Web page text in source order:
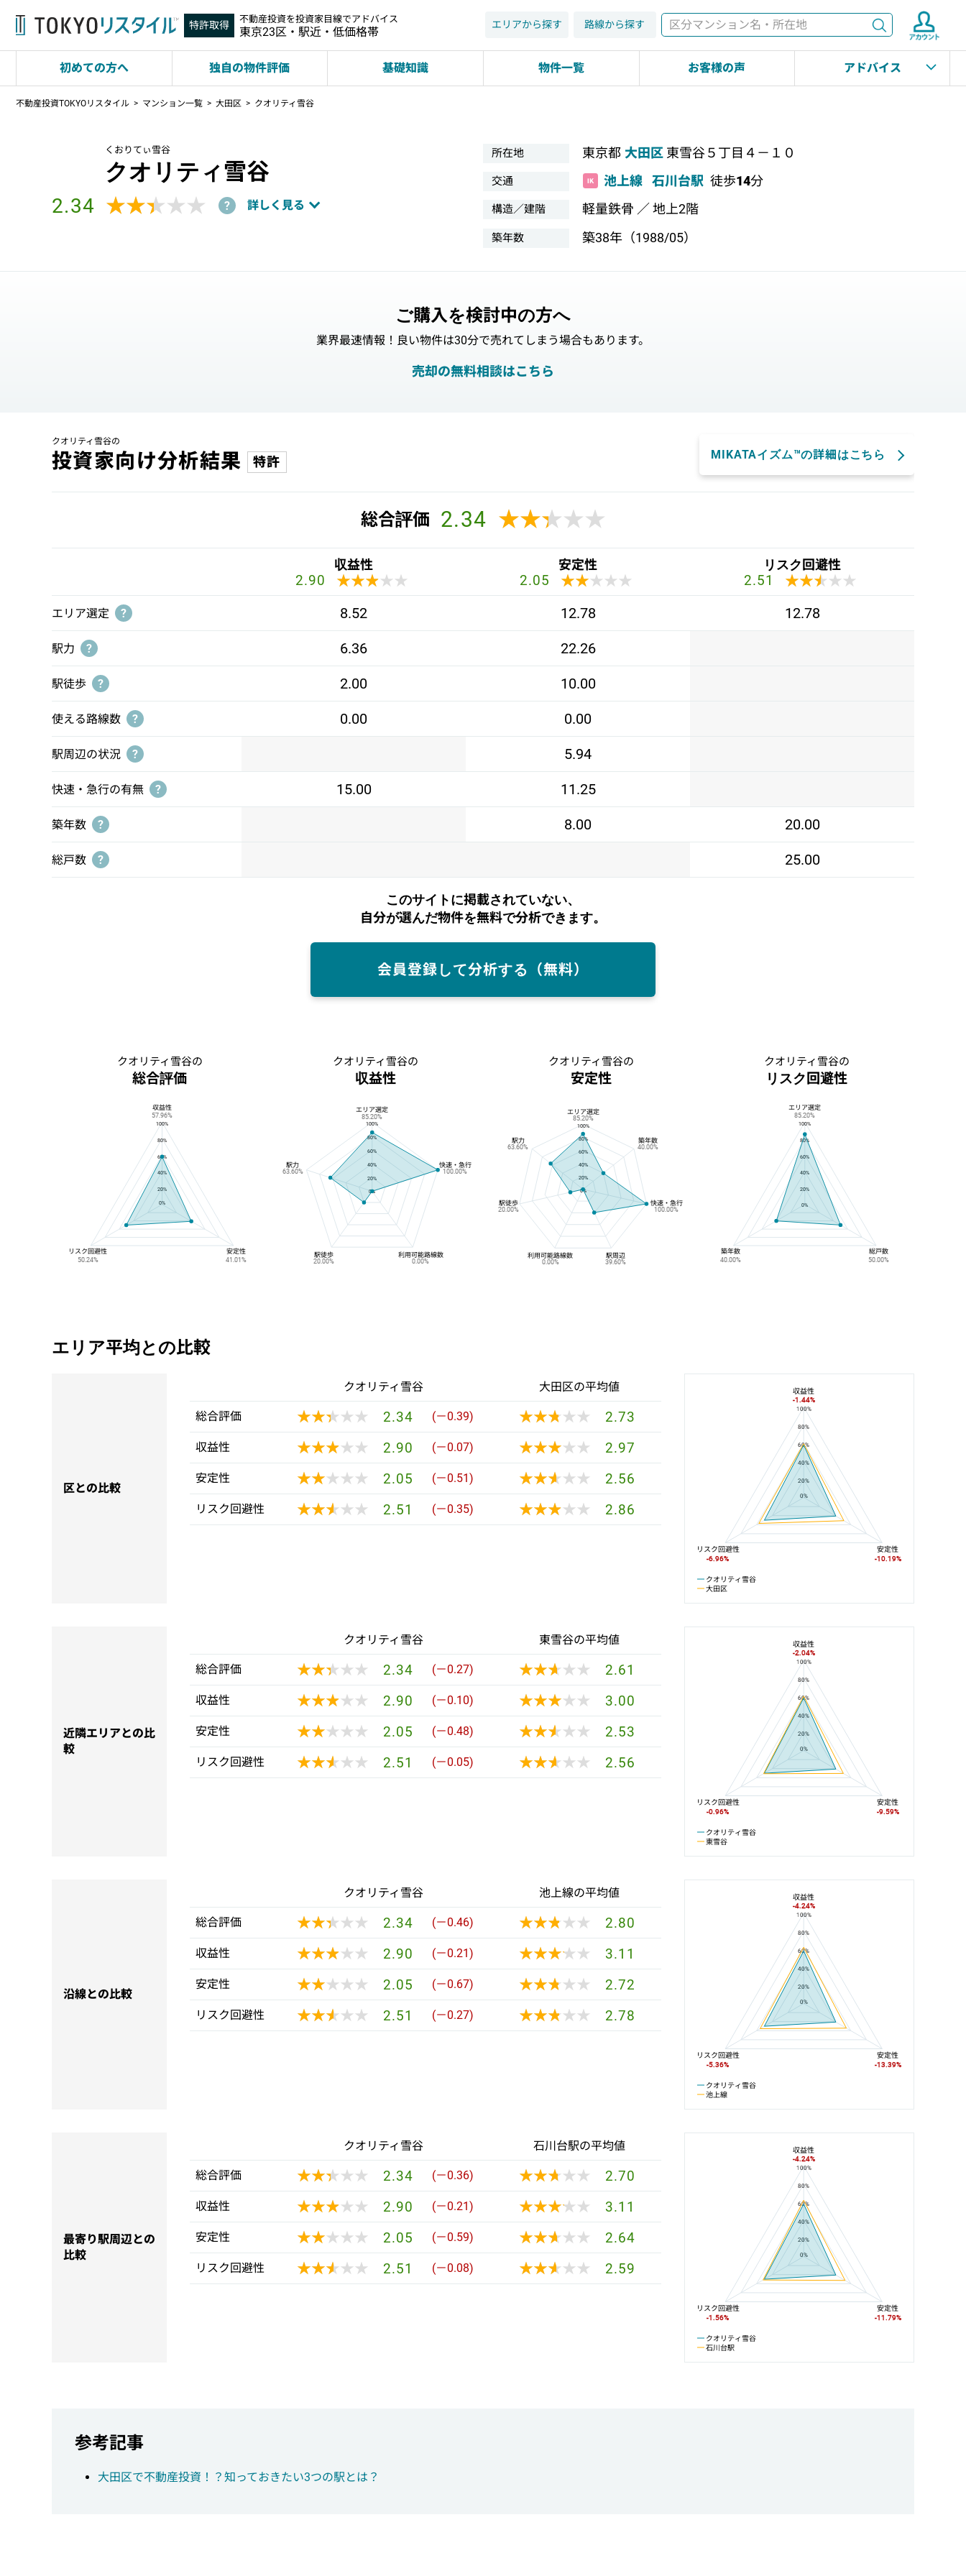
特許取得 不動産投資を投資家目線でアドバイス
東京23区・駅近・低価格帯
検索
エリアから探す 路線から探す
初めての方へ 独自の物件評価 基礎知識 物件一覧 お客様の声 アドバイス
不動産投資TOKYOリスタイル マンション一覧 大田区 クオリティ雪谷
くおりてぃ雪谷
クオリティ雪谷
2.34 ★★★★★
★★★★★ ? 詳しく見る
所在地 東京都 大田区 東雪谷５丁目４－１０
交通 池上線 石川台駅 徒歩14分
構造／建階 軽量鉄骨 ／ 地上2階
築年数 築38年（1988/05）
ご購入を検討中の方へ
業界最速情報！良い物件は30分で売れてしまう場合もあります。
売却の無料相談はこちら
クオリティ雪谷の
投資家向け分析結果 特許 MIKATAイズム™の詳細はこちら
総合評価 2.34 ★★★★★
★★★★★
収益性
2.90 ★★★★★
★★★★★
安定性
2.05 ★★★★★
★★★★★
リスク回避性
2.51 ★★★★★
★★★★★
エリア選定 ? 8.52 12.78 12.78
駅力 ? 6.36 22.26
駅徒歩 ? 2.00 10.00
使える路線数 ? 0.00 0.00
駅周辺の状況 ? 5.94
快速・急行の有無 ? 15.00 11.25
築年数 ? 8.00 20.00
総戸数 ? 25.00
このサイトに掲載されていない、
自分が選んだ物件を無料で分析できます。
会員登録して分析する（無料）
クオリティ雪谷の
総合評価
クオリティ雪谷の総合評価
100%
80%
60%
40%
20%
0%
収益性
57.96%
リスク回避性
50.24%
安定性
41.01%
クオリティ雪谷の
収益性
クオリティ雪谷の収益性
100%
80%
60%
40%
20%
0%
エリア選定
85.20%
駅力
63.60%
駅徒歩
20.00%
利用可能路線数
0.00%
快速・急行
100.00%
クオリティ雪谷の
安定性
100%
80%
60%
40%
20%
0%
エリア選定
85.20%
駅力
63.60%
駅徒歩
20.00%
利用可能路線数
0.00%
駅周辺
39.60%
快速・急行
100.00%
築年数
40.00%
クオリティ雪谷の
リスク回避性
クオリティ雪谷のリスク回避性
100%
80%
60%
40%
20%
0%
エリア選定
85.20%
築年数
40.00%
総戸数
50.00%
エリア平均との比較
区との比較
クオリティ雪谷 大田区の平均値
総合評価 ★★★★★
★★★★★ 2.34 (－0.39) ★★★★★
★★★★★ 2.73
収益性 ★★★★★
★★★★★ 2.90 (－0.07) ★★★★★
★★★★★ 2.97
安定性 ★★★★★
★★★★★ 2.05 (－0.51) ★★★★★
★★★★★ 2.56
リスク回避性 ★★★★★
★★★★★ 2.51 (－0.35) ★★★★★
★★★★★ 2.86
クオリティ雪谷と大田区の平均値の総合評価の比較
100%
80%
60%
40%
20%
0%
クオリティ雪谷
大田区
収益性
-1.44%
リスク回避性
-6.96%
安定性
-10.19%
近隣エリアとの比
較
クオリティ雪谷 東雪谷の平均値
総合評価 ★★★★★
★★★★★ 2.34 (－0.27) ★★★★★
★★★★★ 2.61
収益性 ★★★★★
★★★★★ 2.90 (－0.10) ★★★★★
★★★★★ 3.00
安定性 ★★★★★
★★★★★ 2.05 (－0.48) ★★★★★
★★★★★ 2.53
リスク回避性 ★★★★★
★★★★★ 2.51 (－0.05) ★★★★★
★★★★★ 2.56
クオリティ雪谷と東雪谷の平均値の総合評価の比較
100%
80%
60%
40%
20%
0%
クオリティ雪谷
東雪谷
収益性
-2.04%
リスク回避性
-0.96%
安定性
-9.59%
沿線との比較
クオリティ雪谷 池上線の平均値
総合評価 ★★★★★
★★★★★ 2.34 (－0.46) ★★★★★
★★★★★ 2.80
収益性 ★★★★★
★★★★★ 2.90 (－0.21) ★★★★★
★★★★★ 3.11
安定性 ★★★★★
★★★★★ 2.05 (－0.67) ★★★★★
★★★★★ 2.72
リスク回避性 ★★★★★
★★★★★ 2.51 (－0.27) ★★★★★
★★★★★ 2.78
クオリティ雪谷と池上線の平均値の総合評価の比較
100%
80%
60%
40%
20%
0%
クオリティ雪谷
池上線
収益性
-4.24%
リスク回避性
-5.36%
安定性
-13.39%
最寄り駅周辺との
比較
クオリティ雪谷 石川台駅の平均値
総合評価 ★★★★★
★★★★★ 2.34 (－0.36) ★★★★★
★★★★★ 2.70
収益性 ★★★★★
★★★★★ 2.90 (－0.21) ★★★★★
★★★★★ 3.11
安定性 ★★★★★
★★★★★ 2.05 (－0.59) ★★★★★
★★★★★ 2.64
リスク回避性 ★★★★★
★★★★★ 2.51 (－0.08) ★★★★★
★★★★★ 2.59
クオリティ雪谷と石川台駅の平均値の総合評価の比較
100%
80%
60%
40%
20%
0%
クオリティ雪谷
石川台駅
収益性
-4.24%
リスク回避性
-1.56%
安定性
-11.79%
参考記事
大田区で不動産投資！？知っておきたい3つの駅とは？